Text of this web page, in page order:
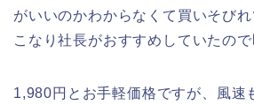
がいいのかわからなくて買いそび
こなり社長がおすすめしていたので
1,980円とお手軽価格ですが、風速